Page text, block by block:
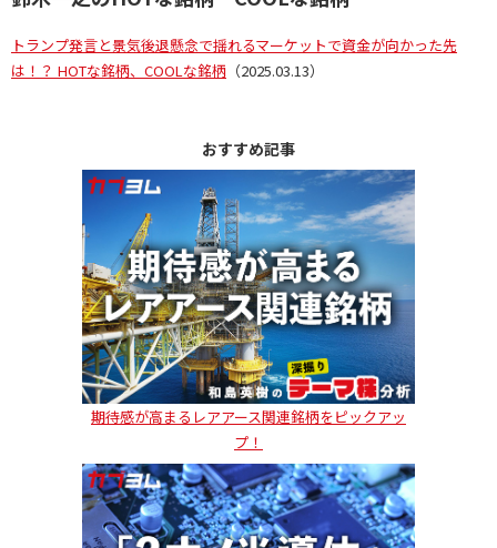
トランプ発言と景気後退懸念で揺れるマーケットで資金が向かった先
は！？ HOTな銘柄、COOLな銘柄 （2025.03.13）
おすすめ記事
期待感が高まるレアアース関連銘柄をピックアッ
プ！